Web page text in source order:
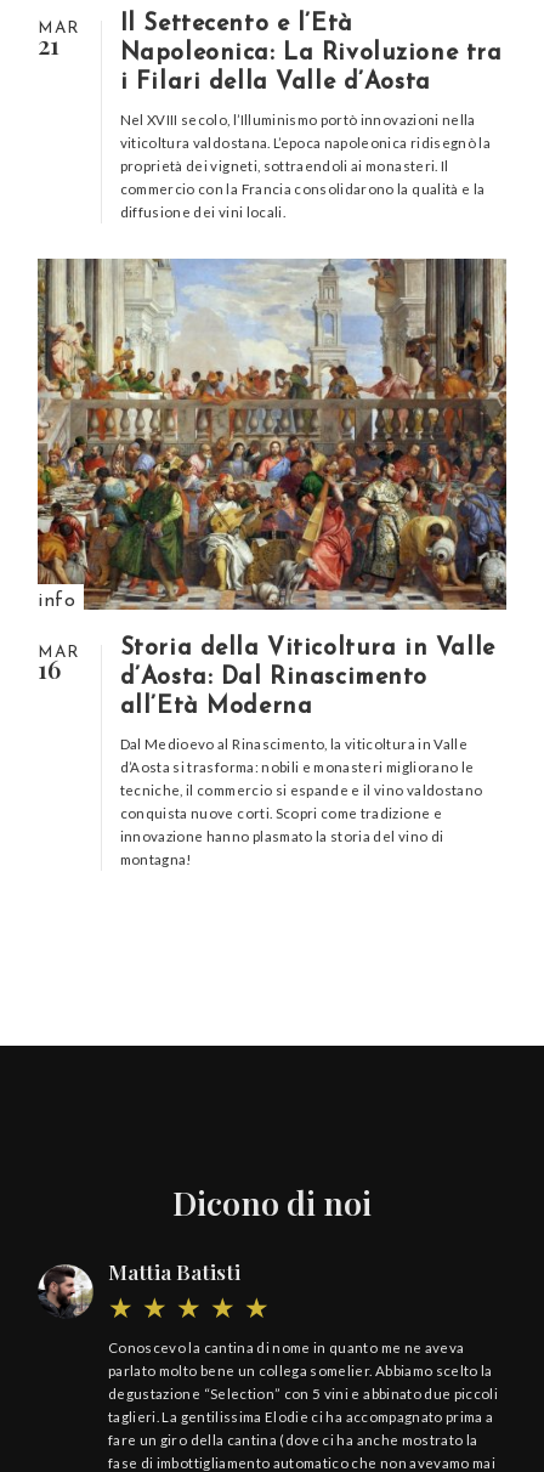
MAR
21
Il Settecento e l’Età
Napoleonica: La Rivoluzione tra
i Filari della Valle d’Aosta
Nel XVIII secolo, l’Illuminismo portò innovazioni nella
viticoltura valdostana. L’epoca napoleonica ridisegnò la
proprietà dei vigneti, sottraendoli ai monasteri. Il
commercio con la Francia consolidarono la qualità e la
diffusione dei vini locali.
info
MAR
16
Storia della Viticoltura in Valle
d’Aosta: Dal Rinascimento
all’Età Moderna
Dal Medioevo al Rinascimento, la viticoltura in Valle
d’Aosta si trasforma: nobili e monasteri migliorano le
tecniche, il commercio si espande e il vino valdostano
conquista nuove corti. Scopri come tradizione e
innovazione hanno plasmato la storia del vino di
montagna!
Dicono di noi
Mattia Batisti
Conoscevo la cantina di nome in quanto me ne aveva
parlato molto bene un collega somelier. Abbiamo scelto la
degustazione “Selection” con 5 vini e abbinato due piccoli
taglieri. La gentilissima Elodie ci ha accompagnato prima a
fare un giro della cantina (dove ci ha anche mostrato la
fase di imbottigliamento automatico che non avevamo mai